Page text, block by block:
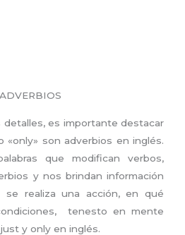
es importante destacar
«only» son adverbios en inglés.
que modifican verbos,
y nos brindan información
se realiza una acción, en qué
tenesto en mente
y only en inglés.